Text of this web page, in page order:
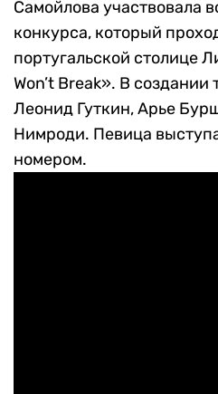
Самойлова участвовала
конкурса, который
португальской столице
Won’t Break». В создании
Леонид Гуткин, Арье
Нимроди. Певица
номером.